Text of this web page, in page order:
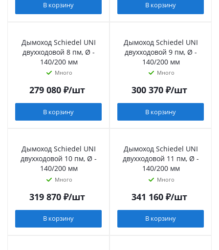
В корзину В корзину
Дымоход Schiedel UNI
двухходовой 8 пм, Ø -
140/200 мм
Много
279 080₽/шт
В корзину
Дымоход Schiedel UNI
двухходовой 9 пм, Ø -
140/200 мм
Много
300 370₽/шт
В корзину
Дымоход Schiedel UNI
двухходовой 10 пм, Ø -
140/200 мм
Много
319 870₽/шт
В корзину
Дымоход Schiedel UNI
двухходовой 11 пм, Ø -
140/200 мм
Много
341 160₽/шт
В корзину